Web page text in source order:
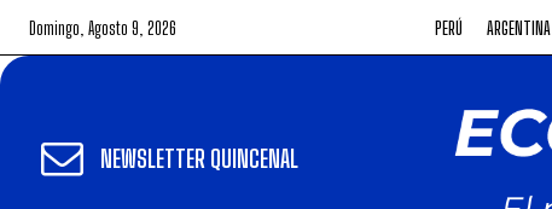
Domingo, Agosto 9, 2026 PERÚ ARGENTINA
NEWSLETTER QUINCENAL